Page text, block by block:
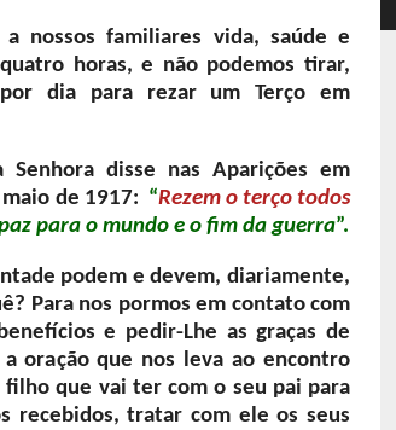
nossos familiares vida, saúde e
horas, e não podemos tirar,
dia para rezar um Terço em
Senhora disse nas Aparições em
de 1917: “Rezem o terço todos
para o mundo e o fim da guerra”.
podem e devem, diariamente,
Para nos pormos em contato com
e pedir-Lhe as graças de
oração que nos leva ao encontro
filho que vai ter com o seu pai para
recebidos, tratar com ele os seus